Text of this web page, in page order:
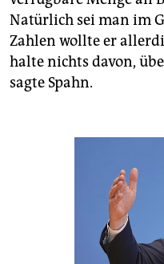
Natürlich sei man im
Zahlen wollte er
halte nichts davon,
sagte Spahn.